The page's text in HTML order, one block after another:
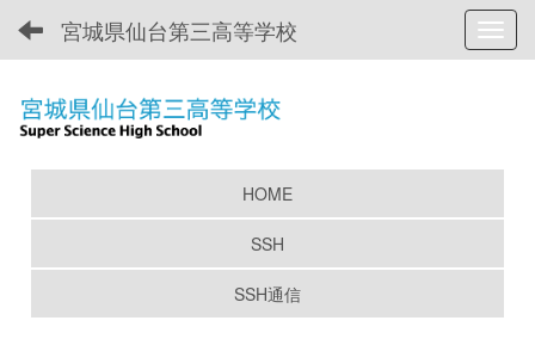
宮城県仙台第三高等学校
HOME
SSH
SSH通信